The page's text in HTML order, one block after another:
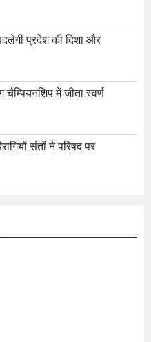
प्रदेश की दिशा और
चैम्पियनशिप में जीता स्वर्ण
संतों ने परिषद पर